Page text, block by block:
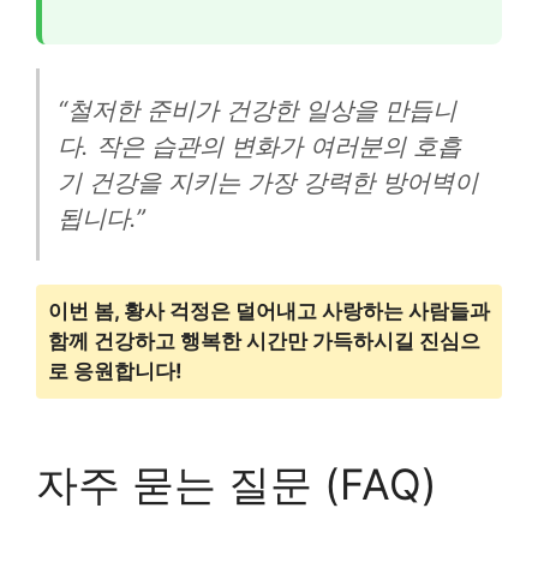
“철저한 준비가 건강한 일상을 만듭니
다. 작은 습관의 변화가 여러분의 호흡
기 건강을 지키는 가장 강력한 방어벽이
됩니다.”
이번 봄, 황사 걱정은 덜어내고 사랑하는 사람들과
함께 건강하고 행복한 시간만 가득하시길 진심으
로 응원합니다!
자주 묻는 질문 (FAQ)